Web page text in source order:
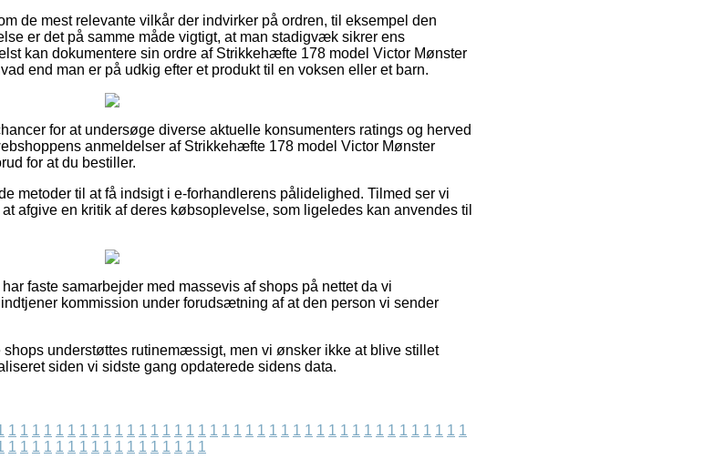
de mest relevante vilkår der indvirker på ordren, til eksempel den
er det på samme måde vigtigt, at man stadigvæk sikrer ens
kan dokumentere sin ordre af Strikkehæfte 178 model Victor Mønster
end man er på udkig efter et produkt til en voksen eller et barn.
for at undersøge diverse aktuelle konsumenters ratings og herved
anmeldelser af Strikkehæfte 178 model Victor Mønster
for at du bestiller.
metoder til at få indsigt i e-forhandlerens pålidelighed. Tilmed ser vi
afgive en kritik af deres købsoplevelse, som ligeledes kan anvendes til
faste samarbejder med massevis af shops på nettet da vi
kommission under forudsætning af at den person vi sender
understøttes rutinemæssigt, men vi ønsker ikke at blive stillet
siden vi sidste gang opdaterede sidens data.
1 1 1 1 1 1 1 1 1 1 1 1 1 1 1 1 1 1 1 1 1 1 1 1 1 1 1 1 1 1 1 1 1 1 1 1 1 1 1
1 1 1 1 1 1 1 1 1 1 1 1 1 1 1 1 1